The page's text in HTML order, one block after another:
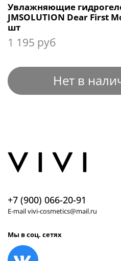
Увлажняющие
JMSOLUTION Dear First
шт
1 195 руб
Нет в
+7 (900) 066-20-91
E-mail vivi-cosmetics@mail.ru
Мы в соц. сетях